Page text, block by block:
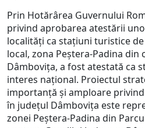
Prin Hotărârea Guvernului
privind aprobarea atestării
localități ca stațiuni turistice
local, zona Peștera-Padina
Dâmbovița, a fost atestată ca
interes național. Proiectul
importanță și amploare
în județul Dâmbovița este
zonei Peștera-Padina din